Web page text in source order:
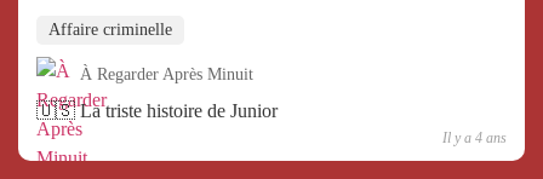
Affaire criminelle
À Regarder Après Minuit
🇺🇸 La triste histoire de Junior
Il y a 4 ans